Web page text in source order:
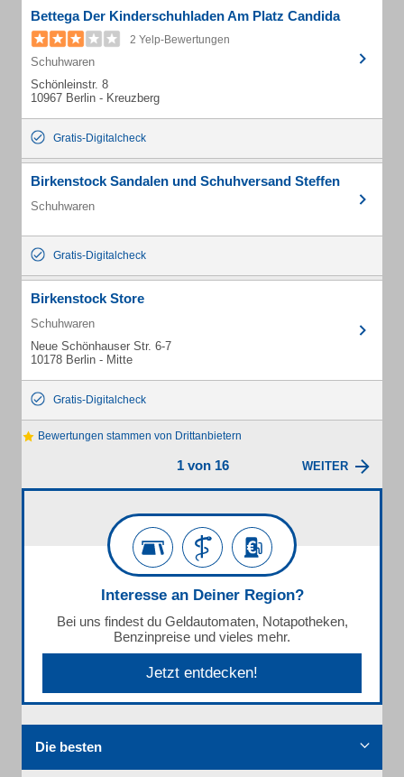
Bettega Der Kinderschuhladen Am Platz Candida
2 Yelp-Bewertungen
Schuhwaren
Schönleinstr. 8
10967 Berlin - Kreuzberg
Gratis-Digitalcheck
Birkenstock Sandalen und Schuhversand Steffen
Schuhwaren
Gratis-Digitalcheck
Birkenstock Store
Schuhwaren
Neue Schönhauser Str. 6-7
10178 Berlin - Mitte
Gratis-Digitalcheck
Bewertungen stammen von Drittanbietern
1 von 16 WEITER
Interesse an Deiner Region?
Bei uns findest du Geldautomaten, Notapotheken,
Benzinpreise und vieles mehr.
Jetzt entdecken!
Die besten